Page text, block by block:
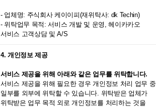
- 업체명: 주식회사 케이이피(재위탁사: dk Techin)
- 위탁업무 목적: 서비스 개발 및 운영, 헤이카카오
서비스 고객상담 및 A/S
4. 개인정보 제공
서비스 제공을 위해 아래와 같은 업무를 위탁합니다.
서비스 제공을 위해 필요한 경우 개인정보 처리 업무 중
일부를 외부에 위탁할 수 있습니다. 위탁받은 업체가
위탁받은 업무 목적 외로 개인정보를 처리하는 것을